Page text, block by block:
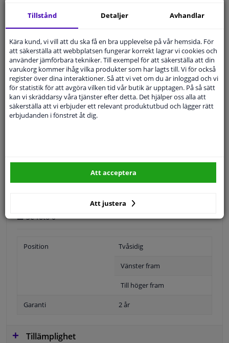
Kundservice:Inte Tillgänglig Via Telefon
Ställ din fråga hos våra produktspecialister.
Frågor Och Svar
Modellmatchande garanti, Hitta rätt bildelar.
Specifikationer
🔺 Se foto 0
Position Tvåsidig
Vänster fram
Till höger fram
Garanti 2 år
Tillämplighet
Tillstånd Detaljer Avhandlar
Kära kund, vi vill att du ska få en bra upplevelse på vår hemsida. För
att säkerställa att webbplatsen fungerar korrekt lagrar vi cookies och
använder jämförbara tekniker. Till exempel för att säkerställa att din
varukorg kommer ihåg vilka produkter som har lagts till. Vi för också
register över dina interaktioner. Så att vi vet om du är inloggad och vi
för statistik för att avgöra vilken tid vår butik är upptagen. På så sätt
kan vi skräddarsy våra tjänster efter detta. Det hjälper oss alla att
säkerställa att vi erbjuder ett relevant produktutbud och lägger rätt
erbjudanden i fönstret åt dig.
Att justera
Att acceptera